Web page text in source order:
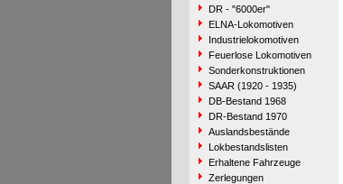
DR - "6000er"
ELNA-Lokomotiven
Industrielokomotiven
Feuerlose Lokomotiven
Sonderkonstruktionen
SAAR (1920 - 1935)
DB-Bestand 1968
DR-Bestand 1970
Auslandsbestände
Lokbestandslisten
Erhaltene Fahrzeuge
Zerlegungen